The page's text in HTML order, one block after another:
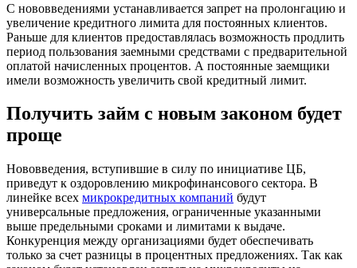
С нововведениями устанавливается запрет на пролонгацию и
увеличение кредитного лимита для постоянных клиентов.
Раньше для клиентов предоставлялась возможность продлить
период пользования заемными средствами с предварительной
оплатой начисленных процентов. А постоянные заемщики
имели возможность увеличить свой кредитный лимит.
Получить займ с новым законом будет
проще
Нововведения, вступившие в силу по инициативе ЦБ,
приведут к оздоровлению микрофинансового сектора. В
линейке всех микрокредитных компаний будут
универсальные предложения, ограниченные указанными
выше предельными сроками и лимитами к выдаче.
Конкуренция между организациями будет обеспечивать
только за счет разницы в процентных предложениях. Так как